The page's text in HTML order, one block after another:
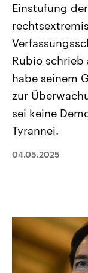
Alle Informationen
Sachsen-Anhalt
September 2026
Landtag. Seit
Bundesland von
CDU, SPD und
Umfragen,
und Hintergründe
und Kandidaten
Wahl.
Sendungen
Audio-Archiv
Einstufung
Rubio schrieb
habe seinem
zur
sei keine
Tyrannei.
04.05.2025